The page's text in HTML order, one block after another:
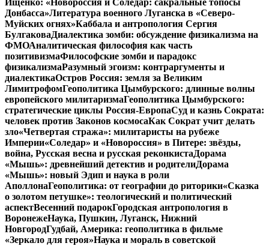
Ищенко: «Новороссия и Соледар: сакральные топосы
Донбасса»Литература военного Луганска в «Северо-
Муйских огнях»Каббала и антропология Сергия
БулгаковаДиалектика зомби: обсуждение физикализма на
ФМОАналитическая философия как часть
позитивизмаФилософские зомби и парадокс
физикализмаРазумный эгоизм: контраргументы и
диалектикаОстров Россия: земля за Великим
ЛимитрофомГеополитика Цымбурского: длинные волны
европейского милитаризмаГеополитика Цымбурского:
стратегические циклы Россия-ЕвропаСуд и казнь Сократа:
человек против Законов космосаКак Сократ учит делать
зло«Четвертая стража»: милитаристы на рубеже
Империи«Соледар» и «Новороссия» в Питере: звёзды,
война, Русская весна и русская реконкистаДорама
«Мышь»: древнейший детектив и родителиДорама
«Мышь»: новый Эдип и наука в роли
АполлонаГеополитика: от географии до риторики«Сказка
о золотом петушке»: теологический и политический
аспектВесенний подарокГородская антропология в
ВоронежеНаука, Пушкин, Луганск, Нижний
НовгородГудбай, Америка: геополитика в фильме
«Зеркало для героя»Наука и мораль в советской